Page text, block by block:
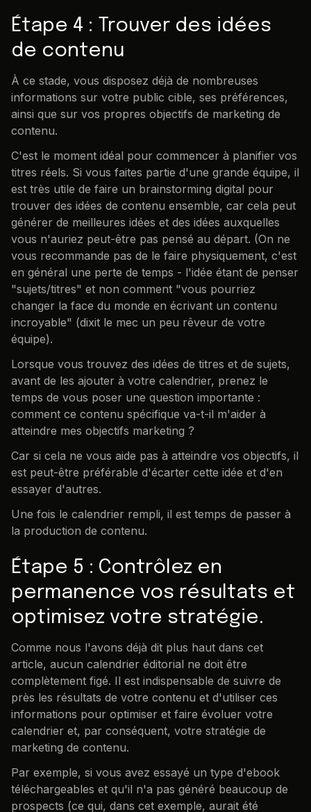
Étape 4 : Trouver des idées
de contenu
À ce stade, vous disposez déjà de nombreuses
informations sur votre public cible, ses préférences,
ainsi que sur vos propres objectifs de marketing de
contenu.
C'est le moment idéal pour commencer à planifier vos
titres réels. Si vous faites partie d'une grande équipe, il
est très utile de faire un brainstorming digital pour
trouver des idées de contenu ensemble, car cela peut
générer de meilleures idées et des idées auxquelles
vous n'auriez peut-être pas pensé au départ. (On ne
vous recommande pas de le faire physiquement, c'est
en général une perte de temps - l'idée étant de penser
"sujets/titres" et non comment "vous pourriez
changer la face du monde en écrivant un contenu
incroyable" (dixit le mec un peu rêveur de votre
équipe).
Lorsque vous trouvez des idées de titres et de sujets,
avant de les ajouter à votre calendrier, prenez le
temps de vous poser une question importante :
comment ce contenu spécifique va-t-il m'aider à
atteindre mes objectifs marketing ?
Car si cela ne vous aide pas à atteindre vos objectifs, il
est peut-être préférable d'écarter cette idée et d'en
essayer d'autres.
Une fois le calendrier rempli, il est temps de passer à
la production de contenu.
Étape 5 : Contrôlez en
permanence vos résultats et
optimisez votre stratégie.
Comme nous l'avons déjà dit plus haut dans cet
article, aucun calendrier éditorial ne doit être
complètement figé. Il est indispensable de suivre de
près les résultats de votre contenu et d'utiliser ces
informations pour optimiser et faire évoluer votre
calendrier et, par conséquent, votre stratégie de
marketing de contenu.
Par exemple, si vous avez essayé un type d'ebook
téléchargeables et qu'il n'a pas généré beaucoup de
prospects (ce qui, dans cet exemple, aurait été